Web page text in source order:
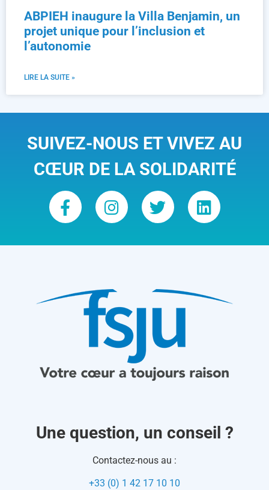
ABPIEH inaugure la Villa Benjamin, un
projet unique pour l’inclusion et
l’autonomie
LIRE LA SUITE »
SUIVEZ-NOUS ET VIVEZ AU
CŒUR DE LA SOLIDARITÉ
Une question, un conseil ?
Contactez-nous au :
+33 (0) 1 42 17 10 10